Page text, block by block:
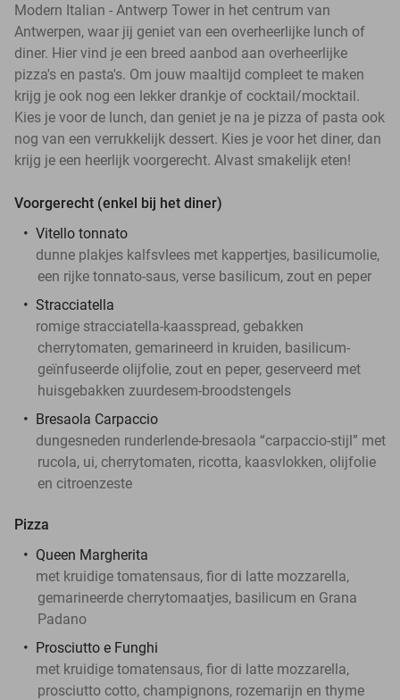
Modern Italian - Antwerp Tower in het centrum van
Antwerpen, waar jij geniet van een overheerlijke lunch of
diner. Hier vind je een breed aanbod aan overheerlijke
pizza's en pasta's. Om jouw maaltijd compleet te maken
krijg je ook nog een lekker drankje of cocktail/mocktail.
Kies je voor de lunch, dan geniet je na je pizza of pasta ook
nog van een verrukkelijk dessert. Kies je voor het diner, dan
krijg je een heerlijk voorgerecht. Alvast smakelijk eten!
Voorgerecht (enkel bij het diner)
Vitello tonnato
dunne plakjes kalfsvlees met kappertjes, basilicumolie,
een rijke tonnato-saus, verse basilicum, zout en peper
Stracciatella
romige stracciatella-kaasspread, gebakken
cherrytomaten, gemarineerd in kruiden, basilicum-
geïnfuseerde olijfolie, zout en peper, geserveerd met
huisgebakken zuurdesem-broodstengels
Bresaola Carpaccio
dungesneden runderlende-bresaola “carpaccio-stijl” met
rucola, ui, cherrytomaten, ricotta, kaasvlokken, olijfolie
en citroenzeste
Pizza
Queen Margherita
met kruidige tomatensaus, fior di latte mozzarella,
gemarineerde cherrytomaatjes, basilicum en Grana
Padano
Prosciutto e Funghi
met kruidige tomatensaus, fior di latte mozzarella,
prosciutto cotto, champignons, rozemarijn en thyme